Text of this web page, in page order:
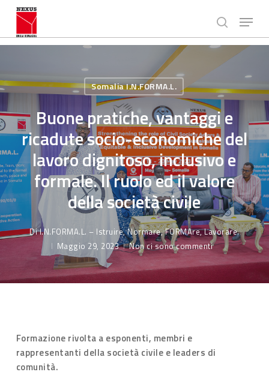
Passa
contenuto
principale
ricerca
Menù
Somalia I.N.FORMA.L.
Buone pratiche, vantaggi e
ricadute socio-economiche del
lavoro dignitoso, inclusivo e
formale. Il ruolo ed il valore
della società civile
DiI.N.FORMA.L. – Istruire, Normare, FORMAre, Lavorare.
Maggio 29, 2023
Non ci sono commenti
Formazione rivolta a esponenti, membri e
rappresentanti della società civile e leaders di
comunità.
Chiudi
Menù